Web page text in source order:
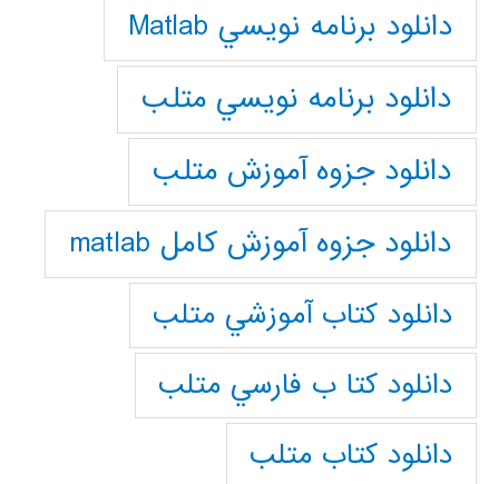
دانلود برنامه نويسي Matlab
دانلود برنامه نويسي متلب
دانلود جزوه آموزش متلب
دانلود جزوه آموزش کامل matlab
دانلود كتاب آموزشي متلب
دانلود كتا ب فارسي متلب
دانلود كتاب متلب